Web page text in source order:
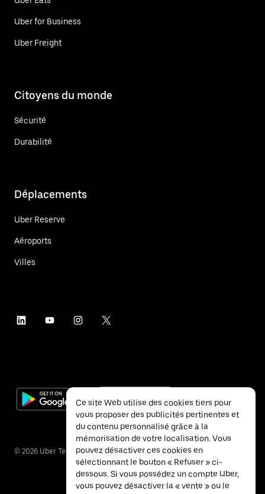
Uber for Business
Uber Freight
Citoyens du monde
Sécurité
Durabilité
Déplacements
Uber Reserve
Aéroports
Villes
© 2026 Uber Technologies Inc.
Ce site Web utilise des cookies tiers pour
vous proposer des publicités pertinentes et
du contenu personnalisé grâce à la
mémorisation de votre localisation. Vous
pouvez désactiver ces cookies en
sélectionnant le bouton « Refuser » ci-
dessous. Si vous possédez un compte Uber,
vous pouvez désactiver la « vente » ou le